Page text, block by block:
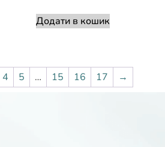
Додати в кошик
4 5 … 15 16 17 →